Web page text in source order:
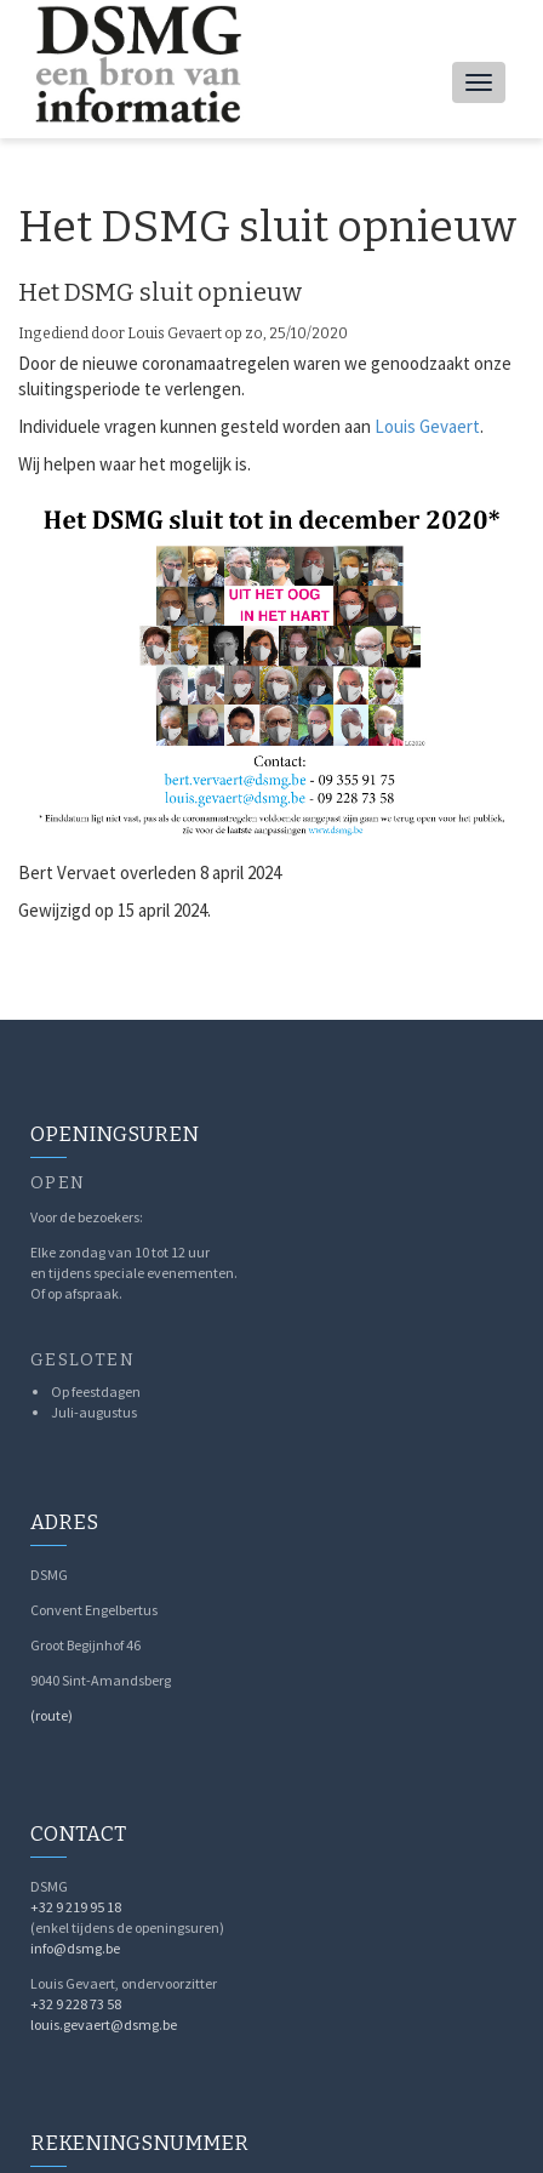
Main
Het DSMG sluit opnieuw
Het DSMG sluit opnieuw
Ingediend door Louis Gevaert op zo, 25/10/2020
Door de nieuwe coronamaatregelen waren we genoodzaakt onze
sluitingsperiode te verlengen.
Individuele vragen kunnen gesteld worden aan Louis Gevaert.
Wij helpen waar het mogelijk is.
Bert Vervaet overleden 8 april 2024
Gewijzigd op 15 april 2024.
OPENINGSUREN
OPEN
Voor de bezoekers:
Elke zondag van 10 tot 12 uur
en tijdens speciale evenementen.
Of op afspraak.
GESLOTEN
Op feestdagen
Juli-augustus
ADRES
DSMG
Convent Engelbertus
Groot Begijnhof 46
9040 Sint-Amandsberg
(route)
CONTACT
DSMG
+32 9 219 95 18
(enkel tijdens de openingsuren)
info@dsmg.be
Louis Gevaert, ondervoorzitter
+32 9 228 73 58
louis.gevaert@dsmg.be
REKENINGSNUMMER